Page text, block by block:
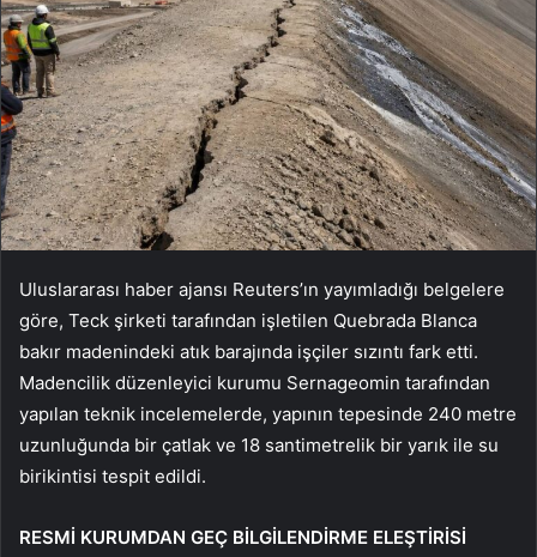
Uluslararası haber ajansı Reuters’ın yayımladığı belgelere
göre, Teck şirketi tarafından işletilen Quebrada Blanca
bakır madenindeki atık barajında işçiler sızıntı fark etti.
Madencilik düzenleyici kurumu Sernageomin tarafından
yapılan teknik incelemelerde, yapının tepesinde 240 metre
uzunluğunda bir çatlak ve 18 santimetrelik bir yarık ile su
birikintisi tespit edildi.
RESMİ KURUMDAN GEÇ BİLGİLENDİRME ELEŞTİRİSİ